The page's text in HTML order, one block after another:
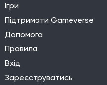
Ігри
Підтримати Gameverse
Допомога
Правила
Вхід
Зареєструватись